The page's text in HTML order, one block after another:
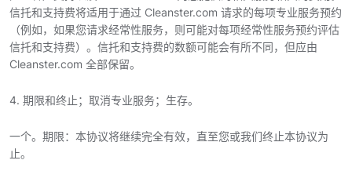
信托和支持费将适用于通过 Cleanster.com 请求的每项专业服务预约
（例如，如果您请求经常性服务，则可能对每项经常性服务预约评估
信托和支持费）。信托和支持费的数额可能会有所不同，但应由
Cleanster.com 全部保留。
4. 期限和终止；取消专业服务；生存。
一个。期限：本协议将继续完全有效，直至您或我们终止本协议为
止。